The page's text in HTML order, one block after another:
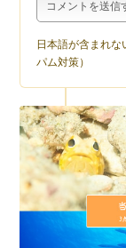
日本語が含まれ
パム対策）